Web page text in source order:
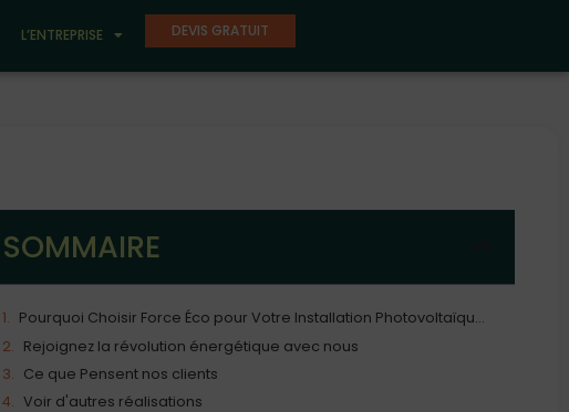
L’ENTREPRISE DEVIS GRATUIT
SOMMAIRE
Pourquoi Choisir Force Éco pour Votre Installation Photovoltaïque ?
Rejoignez la révolution énergétique avec nous
Ce que Pensent nos clients
Voir d'autres réalisations